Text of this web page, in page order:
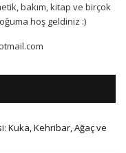
bakım, kitap ve birçok
hoş geldiniz :)
Kuka, Kehribar, Ağaç ve